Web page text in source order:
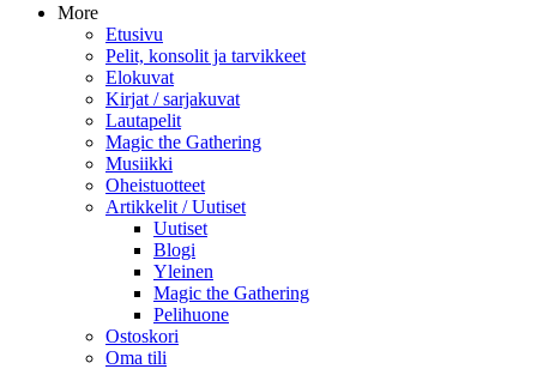
More
Etusivu
Pelit, konsolit ja tarvikkeet
Elokuvat
Kirjat / sarjakuvat
Lautapelit
Magic the Gathering
Musiikki
Oheistuotteet
Artikkelit / Uutiset
Uutiset
Blogi
Yleinen
Magic the Gathering
Pelihuone
Ostoskori
Oma tili